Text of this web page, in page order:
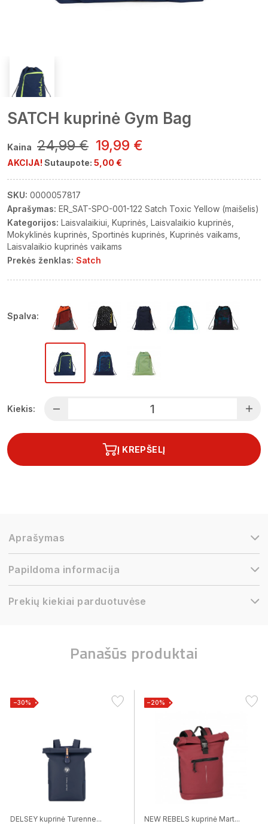
SATCH kuprinė Gym Bag
Kaina 24,99 € 19,99 €
AKCIJA! Sutaupote: 5,00 €
SKU: 0000057817
Aprašymas: ER_SAT-SPO-001-122 Satch Toxic Yellow (maišelis)
Kategorijos: Laisvalaikiui Kuprinės Laisvalaikio kuprinės
Mokyklinės kuprinės Sportinės kuprinės Kuprinės vaikams
Laisvalaikio kuprinės vaikams
Prekės ženklas: Satch
Spalva:
Kiekis:
Į KREPŠELĮ
Aprašymas
Papildoma informacija
Prekių kiekiai parduotuvėse
Panašūs produktai
−30%
DELSEY kuprinė Turenne...
−20%
NEW REBELS kuprinė Mart...